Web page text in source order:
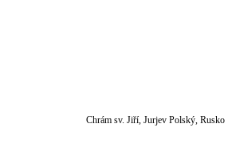
Chrám sv. Jiří, Jurjev Polský, Rusko